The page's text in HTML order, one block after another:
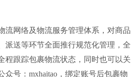
流网络及物流服务管理体系，对商品
派送等环节全面推行规范化管理，全
程跟踪包裹物流状态，同时也可以关
众号：mxhaitao，绑定账号后包裹物